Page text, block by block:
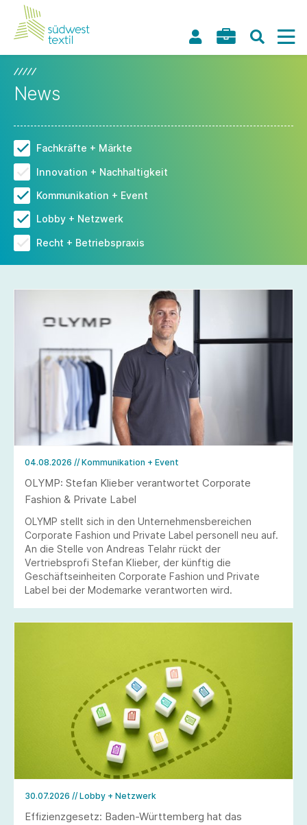
News
Fachkräfte + Märkte
Innovation + Nachhaltigkeit
Kommunikation + Event
Lobby + Netzwerk
Recht + Betriebspraxis
04.08.2026 // Kommunikation + Event
OLYMP: Stefan Klieber verantwortet Corporate
Fashion & Private Label
OLYMP stellt sich in den Unternehmensbereichen
Corporate Fashion und Private Label personell neu auf.
An die Stelle von Andreas Telahr rückt der
Vertriebsprofi Stefan Klieber, der künftig die
Geschäftseinheiten Corporate Fashion und Private
Label bei der Modemarke verantworten wird.
30.07.2026 // Lobby + Netzwerk
Effizienzgesetz: Baden-Württemberg hat das